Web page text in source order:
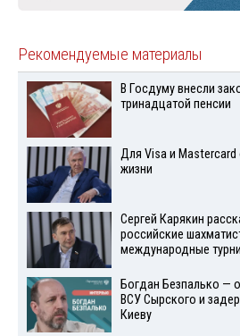
Рекомендуемые материалы
В Госдуму внесли
тринадцатой пенсии
Для Visа и
жизни
Сергей Карякин
российские
международные
Богдан Безпалько —
ВСУ Сырского и
Киеву